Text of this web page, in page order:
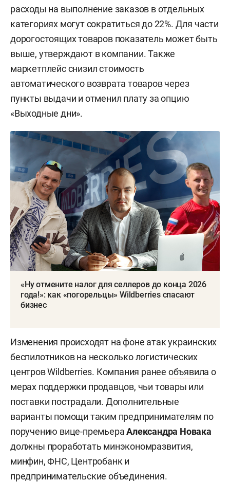
расходы на выполнение заказов в отдельных
категориях могут сократиться до 22%. Для части
дорогостоящих товаров показатель может быть
выше, утверждают в компании. Также
маркетплейс снизил стоимость
автоматического возврата товаров через
пункты выдачи и отменил плату за опцию
«Выходные дни».
«Ну отмените налог для селлеров до конца 2026
года!»: как «погорельцы» Wildberries спасают
бизнес
Изменения происходят на фоне атак украинских
беспилотников на несколько логистических
центров Wildberries. Компания ранее объявила о
мерах поддержки продавцов, чьи товары или
поставки пострадали. Дополнительные
варианты помощи таким предпринимателям по
поручению вице-премьераАлександра Новака
должны проработать минэкономразвития,
минфин, ФНС, Центробанк и
предпринимательские объединения.